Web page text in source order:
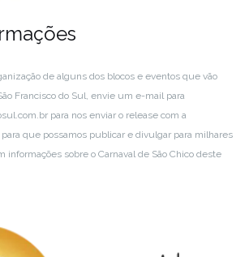
de alguns dos blocos e eventos que vão
Francisco do Sul, envie um e-mail para
para nos enviar o release com a
que possamos publicar e divulgar para milhares
informações sobre o Carnaval de São Chico deste